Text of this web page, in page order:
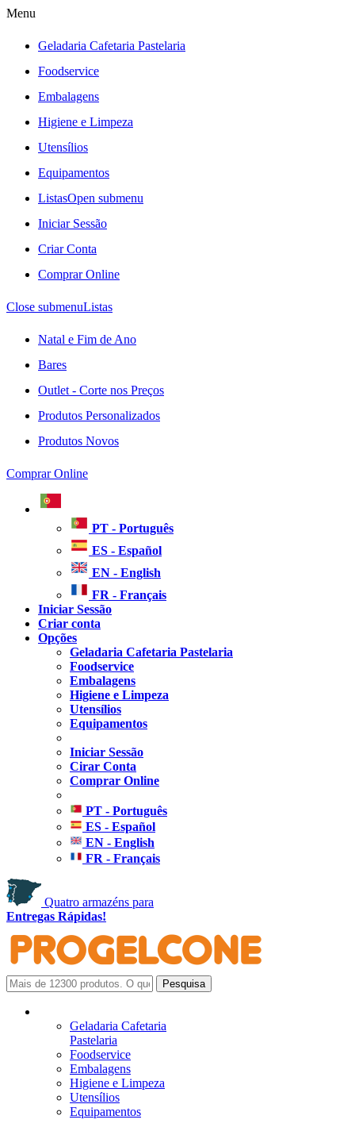
Menu
Geladaria Cafetaria Pastelaria
Foodservice
Embalagens
Higiene e Limpeza
Utensílios
Equipamentos
ListasOpen submenu
Iniciar Sessão
Criar Conta
Comprar Online
Close submenuListas
Natal e Fim de Ano
Bares
Outlet - Corte nos Preços
Produtos Personalizados
Produtos Novos
Comprar Online
PT - Português
ES - Español
EN - English
FR - Français
Iniciar Sessão
Criar conta
Opções
Geladaria Cafetaria Pastelaria
Foodservice
Embalagens
Higiene e Limpeza
Utensílios
Equipamentos
Iniciar Sessão
Cirar Conta
Comprar Online
PT - Português
ES - Español
EN - English
FR - Français
Quatro armazéns para
Entregas Rápidas!
Geladaria Cafetaria
Pastelaria
Foodservice
Embalagens
Higiene e Limpeza
Utensílios
Equipamentos